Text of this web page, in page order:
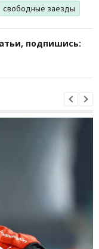
свободные заезды
подпишись: